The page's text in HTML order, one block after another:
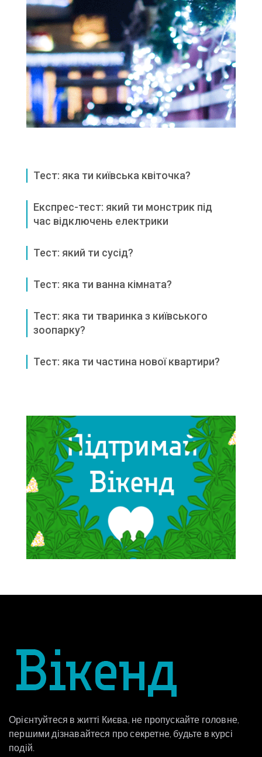
Тест: яка ти київська квіточка?
Експрес-тест: який ти монстрик під
час відключень електрики
Тест: який ти сусід?
Тест: яка ти ванна кімната?
Тест: яка ти тваринка з київського
зоопарку?
Тест: яка ти частина нової квартири?
Орієнтуйтеся в житті Києва, не пропускайте головне,
першими дізнавайтеся про секретне, будьте в курсі
подій.